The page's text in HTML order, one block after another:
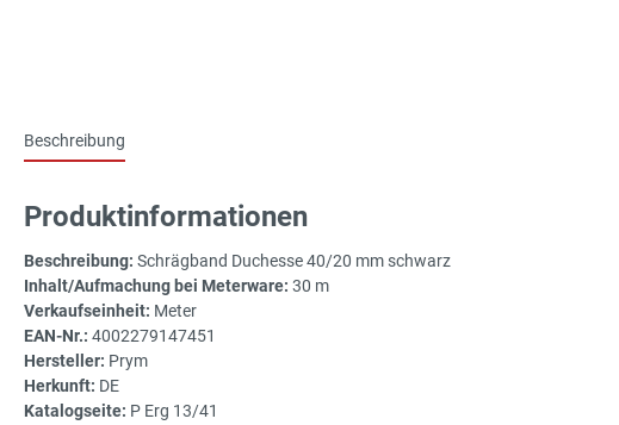
Beschreibung
Produktinformationen
Beschreibung: Schrägband Duchesse 40/20 mm schwarz
Inhalt/Aufmachung bei Meterware: 30 m
Verkaufseinheit: Meter
EAN-Nr.: 4002279147451
Hersteller: Prym
Herkunft: DE
Katalogseite: P Erg 13/41